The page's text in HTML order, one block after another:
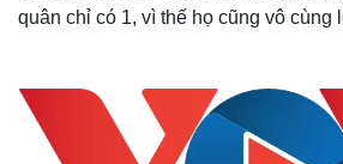
quân chỉ có 1, vì thế họ cũng vô cùng